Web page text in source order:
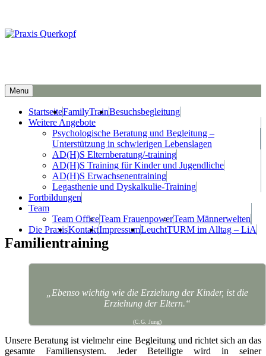
Menu
Hauptmenü
StartseiteFamilyTrainBesuchsbegleitung
Weitere Angebote
Psychologische Beratung und Begleitung –
Unterstützung in schwierigen Lebenslagen
AD(H)S Elternberatung/-training
AD(H)S Training für Kinder und Jugendliche
AD(H)S Erwachsenentraining
Legasthenie und Dyskalkulie-Training
Fortbildungen
Team
Team OfficeTeam FrauenpowerTeam Männerwelten
Die PraxisKontaktImpressumLeuchtTURM im Alltag – LiA
Familientraining
„Ebenso wichtig wie die Erziehung der Kinder, ist die
Erziehung der Eltern.“
(C.G. Jung)
Unsere Beratung ist vielmehr eine Begleitung und richtet sich an das
gesamte Familiensystem. Jeder Beteiligte wird in seiner